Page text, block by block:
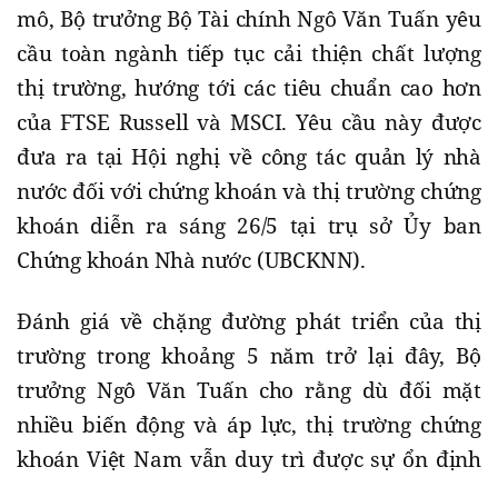
mô, Bộ trưởng Bộ Tài chính Ngô Văn Tuấn yêu
cầu toàn ngành tiếp tục cải thiện chất lượng
thị trường, hướng tới các tiêu chuẩn cao hơn
của FTSE Russell và MSCI. Yêu cầu này được
đưa ra tại Hội nghị về công tác quản lý nhà
nước đối với chứng khoán và thị trường chứng
khoán diễn ra sáng 26/5 tại trụ sở Ủy ban
Chứng khoán Nhà nước (UBCKNN).
Đánh giá về chặng đường phát triển của thị
trường trong khoảng 5 năm trở lại đây, Bộ
trưởng Ngô Văn Tuấn cho rằng dù đối mặt
nhiều biến động và áp lực, thị trường chứng
khoán Việt Nam vẫn duy trì được sự ổn định